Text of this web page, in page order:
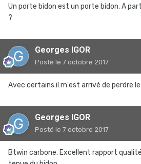
Un porte bidon est un porte bidon. A
?
Georges IGOR
Posté le 7 octobre 2017
Avec certains il m'est arrivé de perdre
Georges IGOR
Posté le 7 octobre 2017
Btwin carbone. Excellent rapport